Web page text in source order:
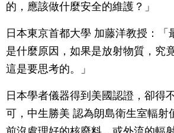
的，應該做什麼安全的維護？」
日本東京首都大學 加藤洋教授：「
是什麼原因，如果是放射物質，究
這是要思考的。」
日本學者儀器得到美國認證，卻得
可，中生勝美 認為朗島衛生室輻射